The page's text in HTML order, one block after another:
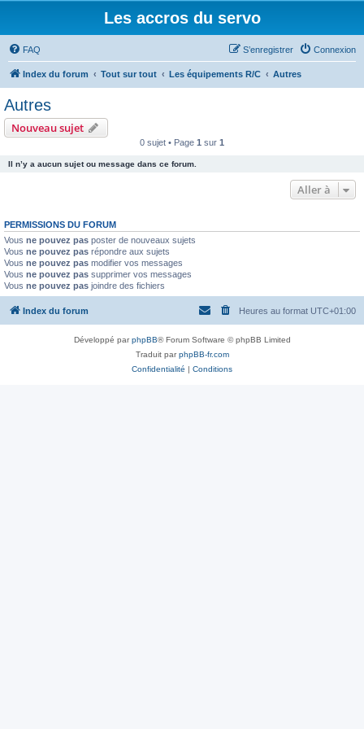
Les accros du servo
FAQ Connexion
S’enregistrer
Index du forum Tout sur tout Les équipements R/C Autres
Autres
Nouveau sujet
0 sujet • Page 1 sur 1
Il n’y a aucun sujet ou message dans ce forum.
Aller à
PERMISSIONS DU FORUM
Vous ne pouvez pas poster de nouveaux sujets
Vous ne pouvez pas répondre aux sujets
Vous ne pouvez pas modifier vos messages
Vous ne pouvez pas supprimer vos messages
Vous ne pouvez pas joindre des fichiers
Index du forum Heures au format UTC+01:00
Développé parphpBB® Forum Software © phpBB Limited
Traduit parphpBB-fr.com
Confidentialité | Conditions